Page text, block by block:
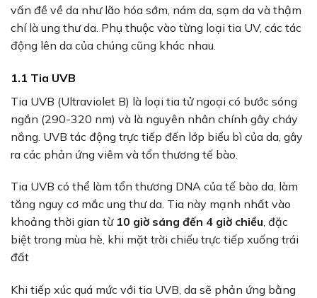
vấn đề về da như lão hóa sớm, nám da, sạm da và thậm
chí là ung thư da. Phụ thuộc vào từng loại tia UV, các tác
động lên da của chúng cũng khác nhau.
1.1 Tia UVB
Tia UVB (Ultraviolet B) là loại tia tử ngoại có bước sóng
ngắn (290-320 nm) và là nguyên nhân chính gây cháy
nắng. UVB tác động trực tiếp đến lớp biểu bì của da, gây
ra các phản ứng viêm và tổn thương tế bào.
Tia UVB có thể làm tổn thương DNA của tế bào da, làm
tăng nguy cơ mắc ung thư da. Tia này mạnh nhất vào
khoảng thời gian từ 10 giờ sáng đến 4 giờ chiều, đặc
biệt trong mùa hè, khi mặt trời chiếu trực tiếp xuống trái
đất
Khi tiếp xúc quá mức với tia UVB, da sẽ phản ứng bằng